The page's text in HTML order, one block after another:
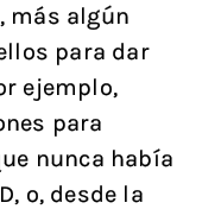
más algún
para dar
ejemplo,
para
nunca había
o, desde la